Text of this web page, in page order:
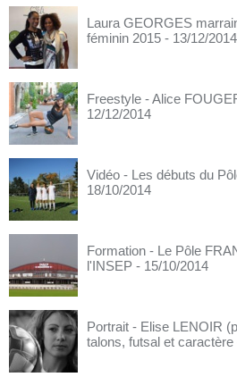
Laura GEORGES
féminin 2015 - 13/12/2014
Freestyle - Alice
12/12/2014
Vidéo - Les débuts du
18/10/2014
Formation - Le Pôle
l'INSEP - 15/10/2014
Portrait - Elise LENOIR
talons, futsal et caractère